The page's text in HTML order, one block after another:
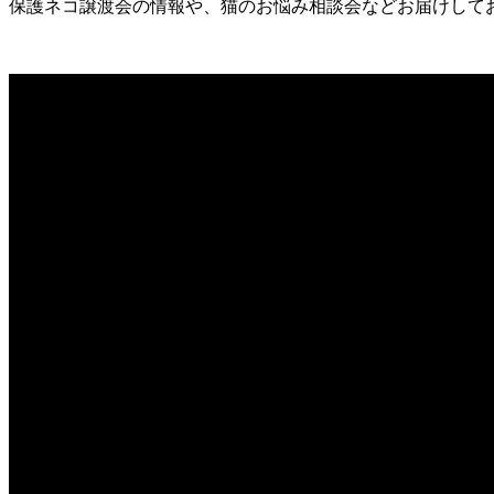
保護ネコ譲渡会の情報や、猫のお悩み相談会などお届けして